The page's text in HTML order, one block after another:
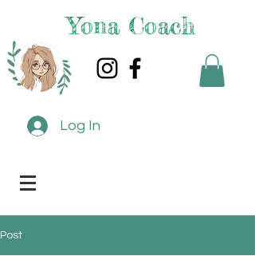
Yona Coach
Log In
Post